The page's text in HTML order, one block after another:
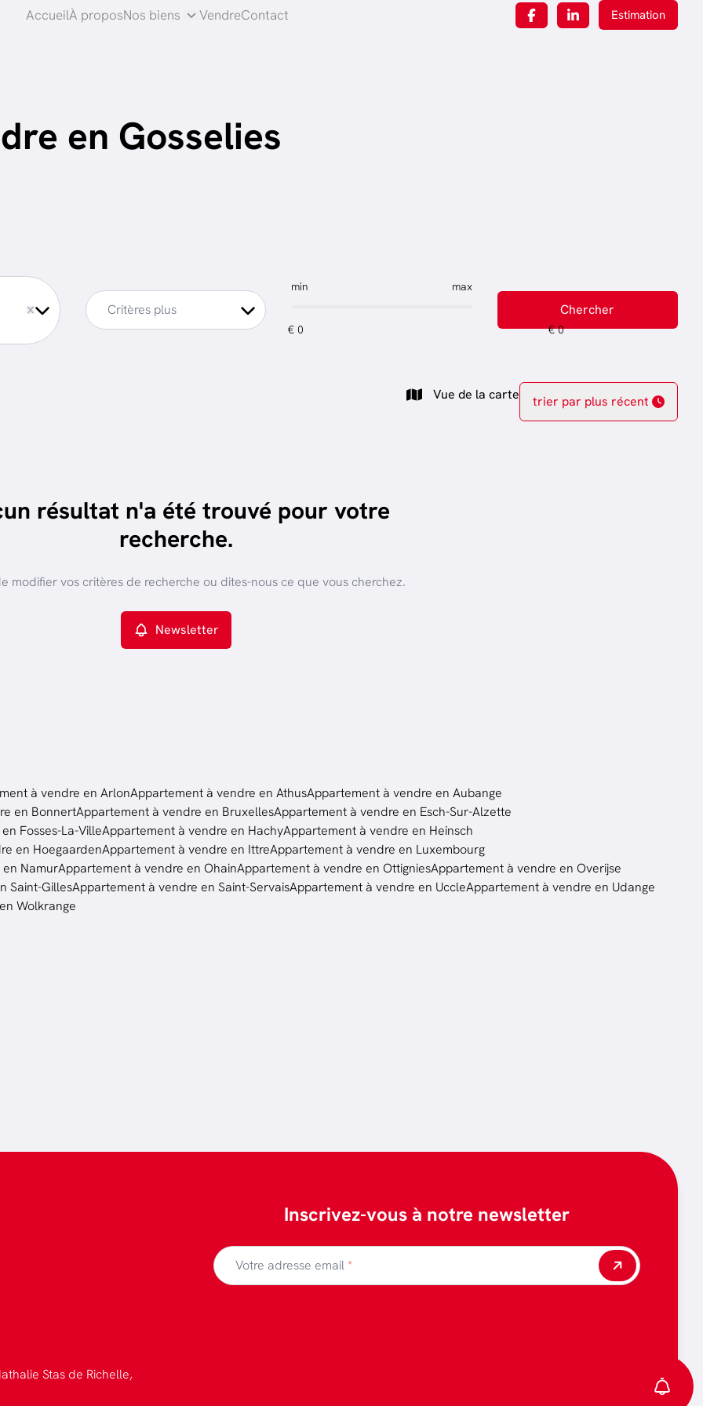
AccueilÀ proposNos biens VendreContact Estimation
en Gosselies
Critères plus
min max
Chercher
Vue de la carte trier par plus récent
résultat n'a été trouvé pour votre
recherche.
modifier vos critères de recherche ou dites-nous ce que vous cherchez.
Newsletter
à vendre en ArlonAppartement à vendre en AthusAppartement à vendre en Aubange
en BonnertAppartement à vendre en BruxellesAppartement à vendre en Esch-Sur-Alzette
Fosses-La-VilleAppartement à vendre en HachyAppartement à vendre en Heinsch
en HoegaardenAppartement à vendre en IttreAppartement à vendre en Luxembourg
NamurAppartement à vendre en OhainAppartement à vendre en OttigniesAppartement à vendre en Overijse
Saint-GillesAppartement à vendre en Saint-ServaisAppartement à vendre en UccleAppartement à vendre en Udange
Wolkrange
Stas de Richelle,
Inscrivez-vous à notre newsletter
Votre adresse email*